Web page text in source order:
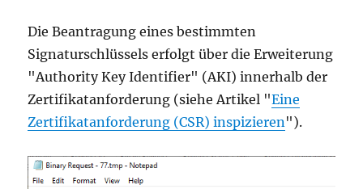
Die Beantragung eines bestimmten
Signaturschlüssels erfolgt über die Erweiterung
"Authority Key Identifier" (AKI) innerhalb der
Zertifikatanforderung (siehe Artikel "Eine
Zertifikatanforderung (CSR) inspizieren").